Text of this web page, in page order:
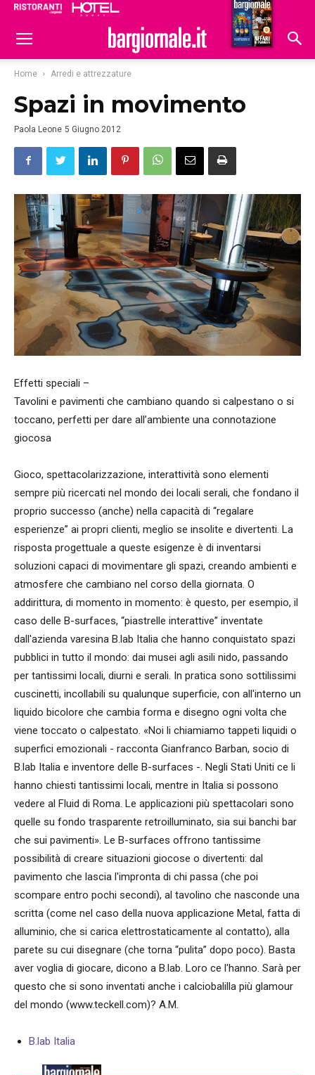
Hoteldomani
Home Arredi e attrezzature
Spazi in movimento
Paola Leone 5 Giugno 2012
Effetti speciali –
Tavolini e pavimenti che cambiano quando si calpestano o si
toccano, perfetti per dare all’ambiente una connotazione
giocosa
Gioco, spettacolarizzazione, interattività sono elementi
sempre più ricercati nel mondo dei locali serali, che fondano il
proprio successo (anche) nella capacità di “regalare
esperienze” ai propri clienti, meglio se insolite e divertenti. La
risposta progettuale a queste esigenze è di inventarsi
soluzioni capaci di movimentare gli spazi, creando ambienti e
atmosfere che cambiano nel corso della giornata. O
addirittura, di momento in momento: è questo, per esempio, il
caso delle B-surfaces, “piastrelle interattive” inventate
dall'azienda varesina B.lab Italia che hanno conquistato spazi
pubblici in tutto il mondo: dai musei agli asili nido, passando
per tantissimi locali, diurni e serali. In pratica sono sottilissimi
cuscinetti, incollabili su qualunque superficie, con all'interno un
liquido bicolore che cambia forma e disegno ogni volta che
viene toccato o calpestato. «Noi li chiamiamo tappeti liquidi o
superfici emozionali - racconta Gianfranco Barban, socio di
B.lab Italia e inventore delle B-surfaces -. Negli Stati Uniti ce li
hanno chiesti tantissimi locali, mentre in Italia si possono
vedere al Fluid di Roma. Le applicazioni più spettacolari sono
quelle su fondo trasparente retroilluminato, sia sui banchi bar
che sui pavimenti». Le B-surfaces offrono tantissime
possibilità di creare situazioni giocose o divertenti: dal
pavimento che lascia l'impronta di chi passa (che poi
scompare entro pochi secondi), al tavolino che nasconde una
scritta (come nel caso della nuova applicazione Metal, fatta di
alluminio, che si carica elettrostaticamente al contatto), alla
parete su cui disegnare (che torna “pulita” dopo poco). Basta
aver voglia di giocare, dicono a B.lab. Loro ce l'hanno. Sarà per
questo che si sono inventati anche i calciobalilla più glamour
del mondo (www.teckell.com)? A.M.
B.lab Italia